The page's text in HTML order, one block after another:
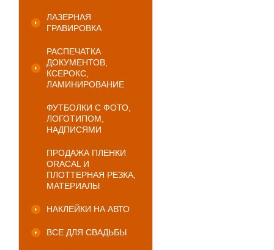
ЛАЗЕРНАЯ
ГРАВИРОВКА
РАСПЕЧАТКА
ДОКУМЕНТОВ,
КСЕРОКС,
ЛАМИНИРОВАНИЕ
ФУТБОЛКИ С ФОТО,
ЛОГОТИПОМ,
НАДПИСЯМИ
ПРОДАЖА ПЛЕНКИ
ORACAL И
ПЛОТТЕРНАЯ РЕЗКА,
МАТЕРИАЛЫ
НАКЛЕЙКИ НА АВТО
ВСЕ ДЛЯ СВАДЬБЫ